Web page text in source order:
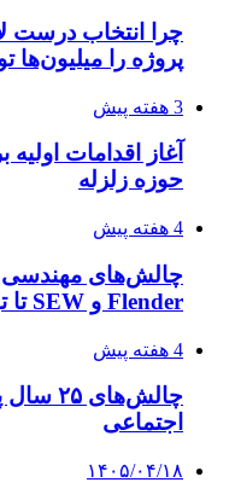
چرا انتخاب درست
پروژه را
3 هفته پیش
آغاز اقدامات
حوزه زلزله
4 هفته پیش
چالش‌های مهندسی
Flender و SEW تا تولیدکنندگان تخصصی ایرانی
4 هفته پیش
اجتماعی
۱۴۰۵/۰۴/۱۸